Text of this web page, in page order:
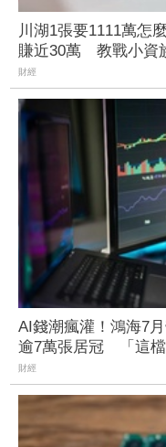
川湖1張要1111萬怎
賺近30萬 教戰小資
財經
AI錢潮瘋灌！鴻海7
逾7萬張居冠 「這檔
夕吸買氣
財經